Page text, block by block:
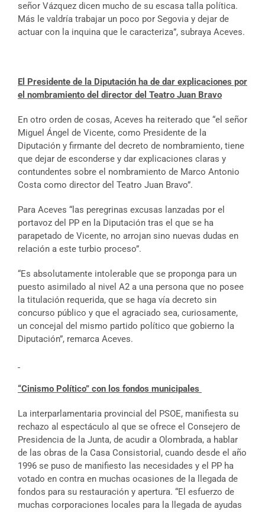
señor Vázquez dicen mucho de su escasa talla política.
Más le valdría trabajar un poco por Segovia y dejar de
actuar con la inquina que le caracteriza”, subraya Aceves.
El Presidente de la Diputación ha de dar explicaciones por
el nombramiento del director del Teatro Juan Bravo
En otro orden de cosas, Aceves ha reiterado que “el señor
Miguel Ángel de Vicente, como Presidente de la
Diputación y firmante del decreto de nombramiento, tiene
que dejar de esconderse y dar explicaciones claras y
contundentes sobre el nombramiento de Marco Antonio
Costa como director del Teatro Juan Bravo”.
Para Aceves “las peregrinas excusas lanzadas por el
portavoz del PP en la Diputación tras el que se ha
parapetado de Vicente, no arrojan sino nuevas dudas en
relación a este turbio proceso”.
“Es absolutamente intolerable que se proponga para un
puesto asimilado al nivel A2 a una persona que no posee
la titulación requerida, que se haga vía decreto sin
concurso público y que el agraciado sea, curiosamente,
un concejal del mismo partido político que gobierno la
Diputación”, remarca Aceves.
“Cinismo Político” con los fondos municipales
La interparlamentaria provincial del PSOE, manifiesta su
rechazo al espectáculo al que se ofrece el Consejero de
Presidencia de la Junta, de acudir a Olombrada, a hablar
de las obras de la Casa Consistorial, cuando desde el año
1996 se puso de manifiesto las necesidades y el PP ha
votado en contra en muchas ocasiones de la llegada de
fondos para su restauración y apertura. “El esfuerzo de
muchas corporaciones locales para la llegada de ayudas